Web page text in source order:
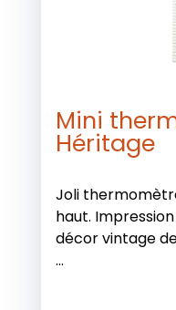
Mini
Héritage
Joli
haut.
décor vintage de
...